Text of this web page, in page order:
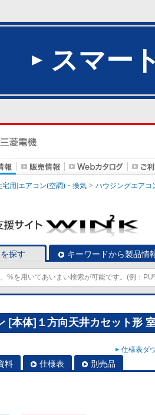
スマー
宅用]エアコン(空調)・換気 ハウジングエアコ
探す キーワードから製品情
[本体]１方向天井カセット形
仕様表ダ
料 仕様表 別売品